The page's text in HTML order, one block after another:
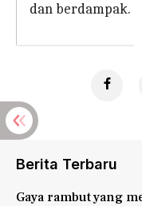
dan berdampak.
Berita Terbaru
Gaya rambut yang